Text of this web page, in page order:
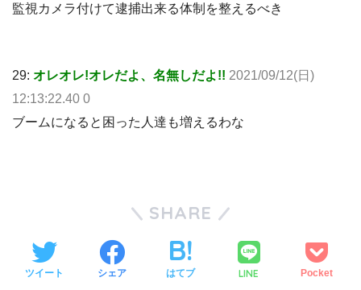
監視カメラ付けて逮捕出来る体制を整えるべき
29: オレオレ!オレだよ、名無しだよ!! 2021/09/12(日)
12:13:22.40 0
ブームになると困った人達も増えるわな
SHARE
ツイート シェア はてブ LINE Pocket